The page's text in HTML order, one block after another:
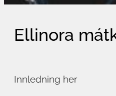
Ellinora
Innledning her